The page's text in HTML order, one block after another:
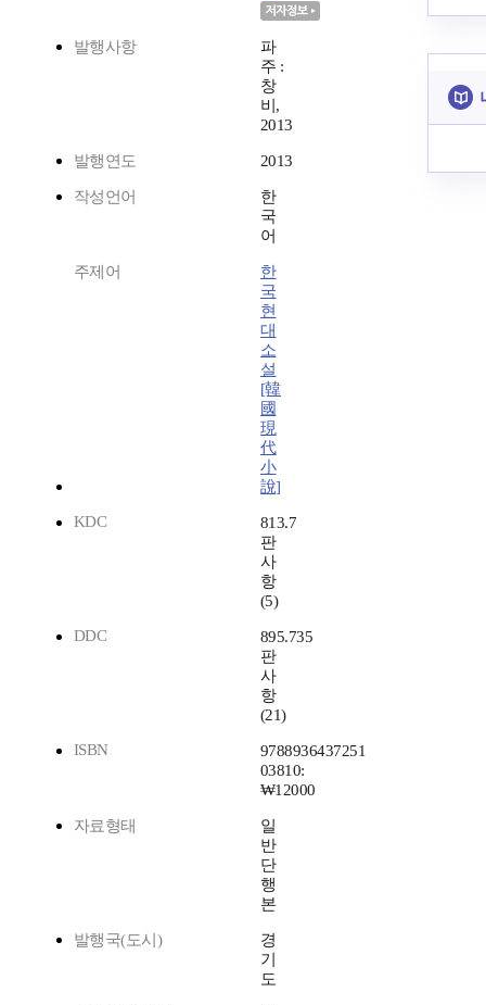
발행사항
파
주 :
창
비,
2013
발행연도 2013
작성언어
한
국
어
주제어
한
국
현
대
소
설
[韓
國
現
代
小
說]
KDC
813.7
판
사
항
(5)
DDC
895.735
판
사
항
(21)
ISBN
9788936437251
03810:
₩12000
자료형태
일
반
단
행
본
발행국(도시)
경
기
도